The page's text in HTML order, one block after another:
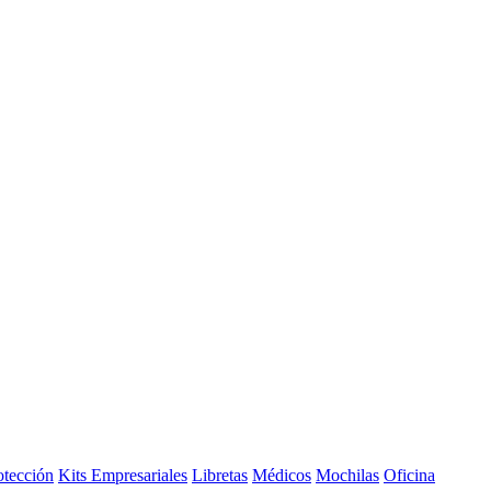
Kits Empresariales Libretas Médicos Mochilas Oficina